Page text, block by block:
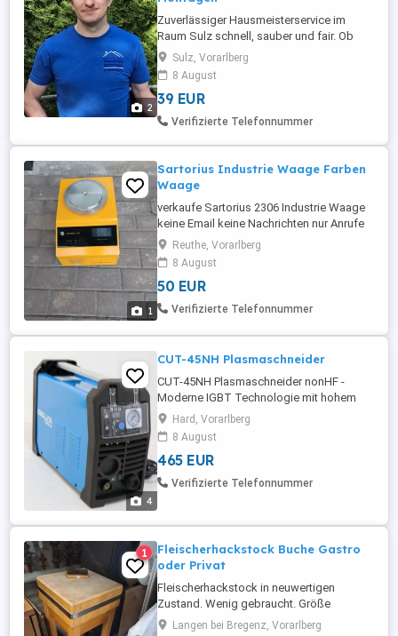
2
Zuverlässiger Hausmeisterservice im
Raum Sulz schnell, sauber und fair. Ob
Haus, Garten oder Umzug als
selbstständiger Hausmeisterservice biete
ich Ihnen im Raum Sulz fachkundige
Unterstützung, Zuverlässigkeit und faire
Preise. Mein Angebot für Sie: Reinigung:
Sulz, Vorarlberg
8 August
39 EUR
Verifizierte Telefonnummer
1
Sartorius Industrie Waage Farben
Waage
verkaufe Sartorius 2306 Industrie Waage
keine Email keine Nachrichten nur Anrufe
oder whatsapp
Reuthe, Vorarlberg
8 August
50 EUR
Verifizierte Telefonnummer
4
CUT-45NH Plasmaschneider
CUT-45NH Plasmaschneider nonHF -
Moderne IGBT Technologie mit hohem
Leistungszyklus. - Leicht aber
leistungsstark - sauberer Schnitt bis 16
mm, max. Schnitt 20mm - Non-HF,
berührungsloser Pilot-Lichtbogen, daher
keine Interferenzen - 2T 4T Betrieb -
Hard, Vorarlberg
8 August
465 EUR
Verifizierte Telefonnummer
1
Fleischerhackstock Buche Gastro
oder Privat
Fleischerhackstock in neuwertigen
Zustand. Wenig gebraucht. Größe
50x50cm
Langen bei Bregenz, Vorarlberg